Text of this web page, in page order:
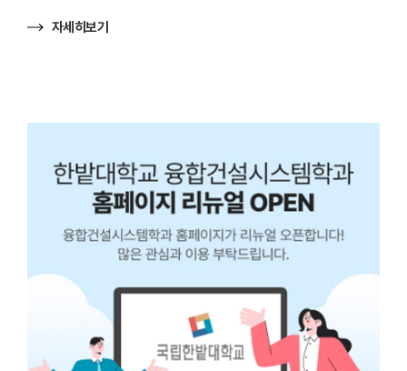
다음과 같이 신청하시기 바랍니다. 1. 신청기간: 2026. 7. 13.(월) ~
자세히보기